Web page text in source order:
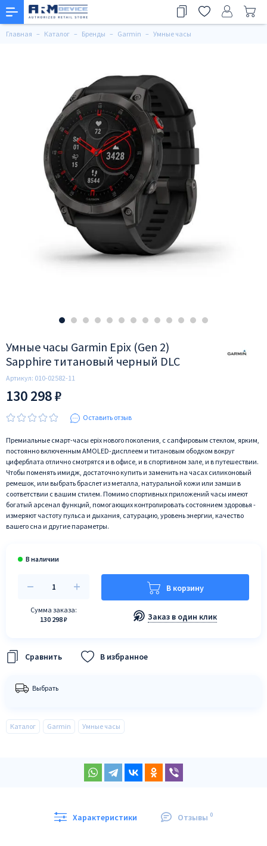
Главная Каталог Бренды Garmin Умные часы
Умные часы Garmin Epix (Gen 2)
Sapphire титановый черный DLC
Артикул: 010-02582-11
130 298 ₽
Оставить отзыв
Премиальные смарт-часы epix нового поколения, с сапфировым стеклом, ярким,
постоянно включенным AMOLED-дисплеем и титановым ободком вокруг
циферблата отлично смотрятся и в офисе, и в спортивном зале, и в путешествии.
Чтобы поменять имидж, достаточно купить и заменить на часах силиконовый
ремешок, или выбрать браслет из металла, натуральной кожи или замши в
соответствии с вашим стилем. Помимо спортивных приложений часы имеют
богатый арсенал функций, помогающих контролировать состоянием здоровья -
измеряют частоту пульса и дыхания, сатурацию, уровень энергии, качество
вашего сна и другие параметры.
Сумма заказа:
130 298 ₽
В корзину
Заказ в один клик
В избранное
Выбрать
Каталог Garmin Умные часы
Характеристики Отзывы 0